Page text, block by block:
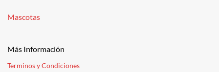
Mascotas
Más Información
Terminos y Condiciones